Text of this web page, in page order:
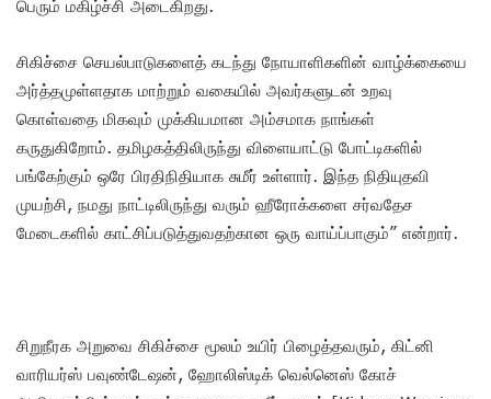
பெரும் மகிழ்ச்சி அடைகிறது.
சிகிச்சை செயல்பாடுகளைத் கடந்து நோயாளிகளின் வாழ்க்கையை
அர்த்தமுள்ளதாக மாற்றும் வகையில் அவர்களுடன் உறவு
கொள்வதை மிகவும் முக்கியமான அம்சமாக நாங்கள்
கருதுகிறோம். தமிழகத்திலிருந்து விளையாட்டு போட்டிகளில்
பங்கேற்கும் ஒரே பிரதிநிதியாக சுமீர் உள்ளார். இந்த நிதியுதவி
முயற்சி, நமது நாட்டிலிருந்து வரும் ஹீரோக்களை சர்வதேச
மேடைகளில் காட்சிப்படுத்துவதற்கான ஒரு வாய்ப்பாகும்” என்றார்.
சிறுநீரக அறுவை சிகிச்சை மூலம் உயிர் பிழைத்தவரும், கிட்னி
வாரியர்ஸ் பவுண்டேஷன், ஹோலிஸ்டிக் வெல்னெஸ் கோச்